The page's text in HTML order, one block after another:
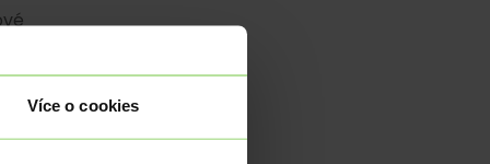
Více o cookies